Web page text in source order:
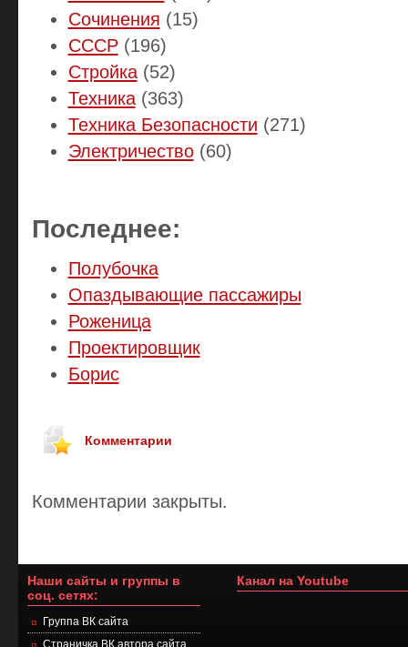
Сочинения (15)
СССР(196)
Стройка(52)
Техника(363)
Техника Безопасности (271)
Электричество(60)
Последнее:
Полубочка
Опаздывающие пассажиры
Роженица
Проектировщик
Борис
Комментарии
Комментарии закрыты.
Наши сайты и группы в
соц. сетях:
Группа ВК сайта
Страничка ВК автора сайта
Канал на Youtube